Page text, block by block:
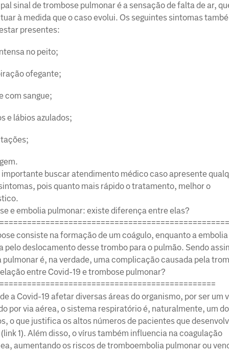
sinal de trombose pulmonar é a sensação de falta de ar,
à medida que o caso evolui. Os seguintes sintomas
presentes:
no peito;
ofegante;
com sangue;
e lábios azulados;
importante buscar atendimento médico caso apresente
pois quanto mais rápido o tratamento, melhor o
e embolia pulmonar: existe diferença entre elas?
consiste na formação de um coágulo, enquanto a embolia
pelo deslocamento desse trombo para o pulmão. Sendo
pulmonar é, na verdade, uma complicação causada pela
entre Covid-19 e trombose pulmonar?
a Covid-19 afetar diversas áreas do organismo, por ser um
por via aérea, o sistema respiratório é, naturalmente, um
o que justifica os altos números de pacientes que
(link 1). Além disso, o vírus também influencia na coagulação
aumentando os riscos de tromboembolia pulmonar ou